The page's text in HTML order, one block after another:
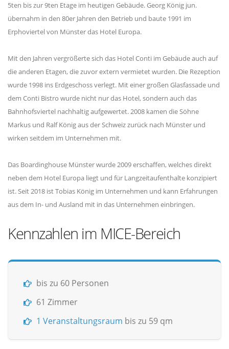
5ten bis zur 9ten Etage im heutigen Gebäude. Georg König jun.
übernahm in den 80er Jahren den Betrieb und baute 1991 im
Erphoviertel von Münster das Hotel Europa.
Mit den Jahren vergrößerte sich das Hotel Conti im Gebäude auch auf
die anderen Etagen, die zuvor extern vermietet wurden. Die Rezeption
wurde 1998 ins Erdgeschoss verlegt. Mit einer großen Glasfassade und
dem Conti Bistro wurde nicht nur das Hotel, sondern auch das
Bahnhofsviertel nachhaltig aufgewertet. 2008 kamen die Söhne
Markus und Ralf König aus der Schweiz zurück nach Münster und
wirken seitdem im Unternehmen mit.
Das Boardinghouse Münster wurde 2009 erschaffen, welches direkt
neben dem Hotel Europa liegt und für Langzeitaufenthalte konzipiert
ist. Seit 2018 ist Tobias König im Unternehmen und kann Erfahrungen
aus dem In- und Ausland mit in das Unternehmen einbringen.
Kennzahlen im MICE-Bereich
bis zu 60 Personen
61 Zimmer
1 Veranstaltungsraum bis zu 59 qm